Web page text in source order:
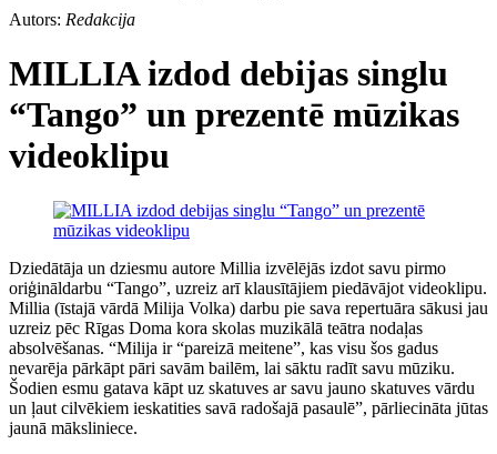
Autors: Redakcija
MILLIA izdod debijas singlu
“Tango” un prezentē mūzikas
videoklipu
Dziedātāja un dziesmu autore Millia izvēlējās izdot savu pirmo
oriģināldarbu “Tango”, uzreiz arī klausītājiem piedāvājot videoklipu.
Millia (īstajā vārdā Milija Volka) darbu pie sava repertuāra sākusi jau
uzreiz pēc Rīgas Doma kora skolas muzikālā teātra nodaļas
absolvēšanas. “Milija ir “pareizā meitene”, kas visu šos gadus
nevarēja pārkāpt pāri savām bailēm, lai sāktu radīt savu mūziku.
Šodien esmu gatava kāpt uz skatuves ar savu jauno skatuves vārdu
un ļaut cilvēkiem ieskatities savā radošajā pasaulē”, pārliecināta jūtas
jaunā māksliniece.